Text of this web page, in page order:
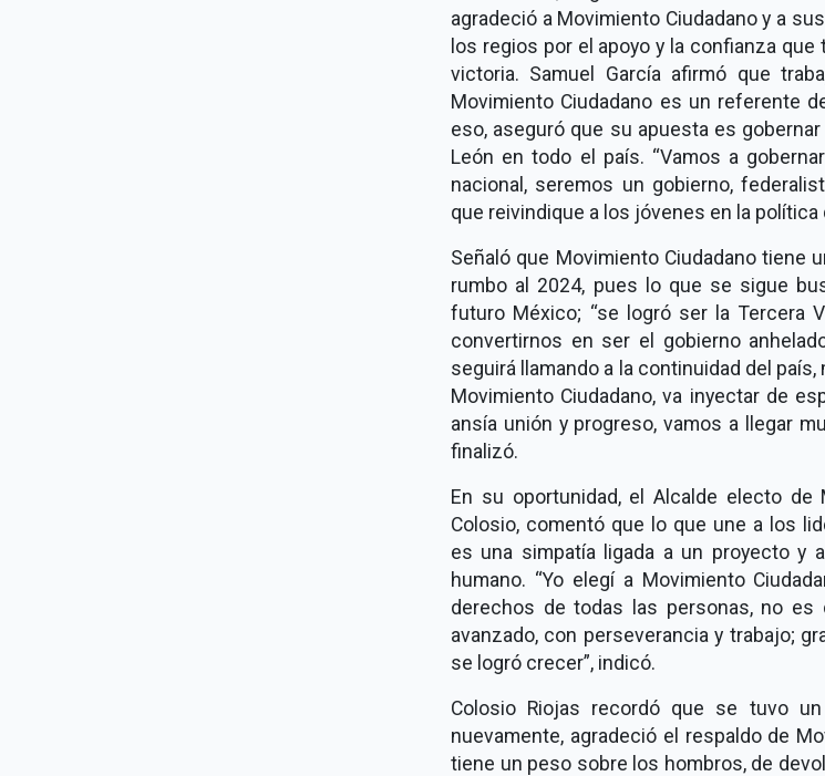
agradeció a Movimiento Ciudadano y a
los regios por el apoyo y la confianza que
victoria. Samuel García afirmó que
Movimiento Ciudadano es un referente
eso, aseguró que su apuesta es
León en todo el país. “Vamos a
nacional, seremos un gobierno,
que reivindique a los jóvenes en la política
Señaló que Movimiento Ciudadano tiene
rumbo al 2024, pues lo que se sigue
futuro México; “se logró ser la Tercera
convertirnos en ser el gobierno
seguirá llamando a la continuidad del
Movimiento Ciudadano, va inyectar de
ansía unión y progreso, vamos a llegar
finalizó.
En su oportunidad, el Alcalde electo de
Colosio, comentó que lo que une a los
es una simpatía ligada a un proyecto y
humano. “Yo elegí a Movimiento
derechos de todas las personas, no es
avanzado, con perseverancia y trabajo;
se logró crecer”, indicó.
Colosio Riojas recordó que se tuvo
nuevamente, agradeció el respaldo de
tiene un peso sobre los hombros, de